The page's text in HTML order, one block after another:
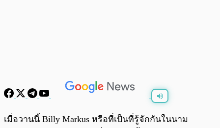
พร้อมเล่น
เมื่อวานนี้ Billy Markus หรือที่เป็นที่รู้จักกันในนาม